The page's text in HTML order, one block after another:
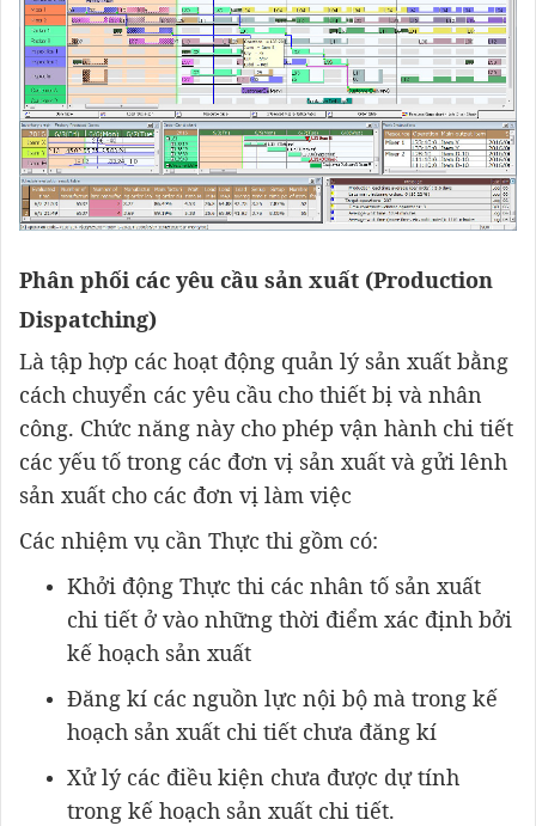
Phân phối các yêu cầu sản xuất (Production
Dispatching)
Là tập hợp các hoạt động quản lý sản xuất bằng
cách chuyển các yêu cầu cho thiết bị và nhân
công. Chức năng này cho phép vận hành chi tiết
các yếu tố trong các đơn vị sản xuất và gửi lênh
sản xuất cho các đơn vị làm việc
Các nhiệm vụ cần Thực thi gồm có:
Khởi động Thực thi các nhân tố sản xuất
chi tiết ở vào những thời điểm xác định bởi
kế hoạch sản xuất
Đăng kí các nguồn lực nội bộ mà trong kế
hoạch sản xuất chi tiết chưa đăng kí
Xử lý các điều kiện chưa được dự tính
trong kế hoạch sản xuất chi tiết.